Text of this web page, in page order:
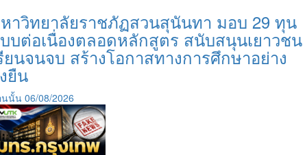
าวิทยาลัยราชภัฏสวนสุนันทา มอบ 29 ทุน
บต่อเนื่องตลอดหลักสูตร สนับสนุนเยาวชน
ยนจนจบ สร้างโอกาสทางการศึกษาอย่าง
ยืน
นนั้น 06/08/2026